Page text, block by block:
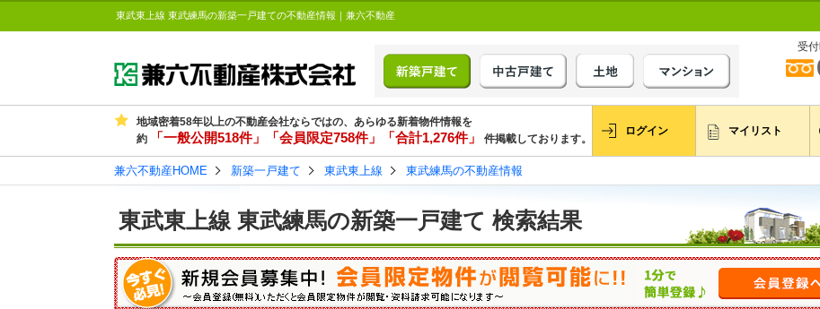
東武東上線 東武練馬の新築一戸建ての不動産情報｜兼六不動産
受
地域密着58年以上の不動産会社ならではの、あらゆる新着物件情報を
約
「一般公開518件」「会員限定758件」「合計1,276件」 件掲載しております。
ログイン マイリスト
兼六不動産HOME 新築一戸建て 東武東上線 東武練馬の不動産情報
東武東上線 東武練馬の新築一戸建て 検索結果